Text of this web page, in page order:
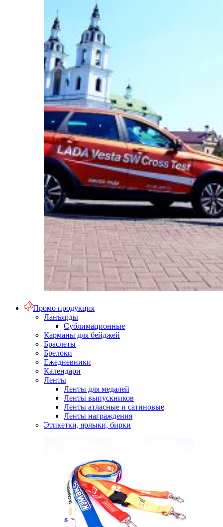
Промо продукция
Ланъярды
Сублимационные
Карманы для бейджей
Браслеты
Брелоки
Ежедневники
Календари
Ленты
Ленты для медалей
Ленты выпускников
Ленты атласные и сатиновые
Ленты награждения
Этикетки, ярлыки, бирки